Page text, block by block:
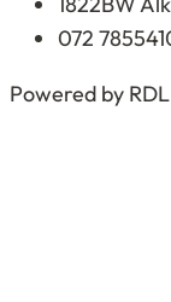
072
Powered by